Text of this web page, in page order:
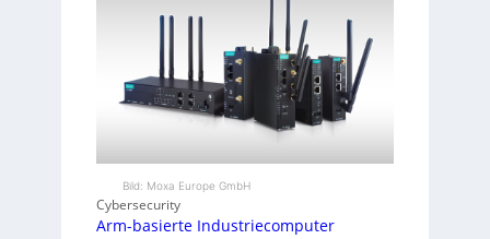
Bild: Moxa Europe GmbH
Cybersecurity
Arm-basierte Industriecomputer